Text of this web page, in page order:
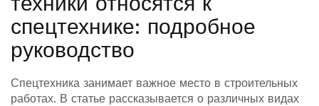
спецтехнике: подробное
руководство
Спецтехника занимает важное место в строительных
работах. В статье рассказывается о различных видах